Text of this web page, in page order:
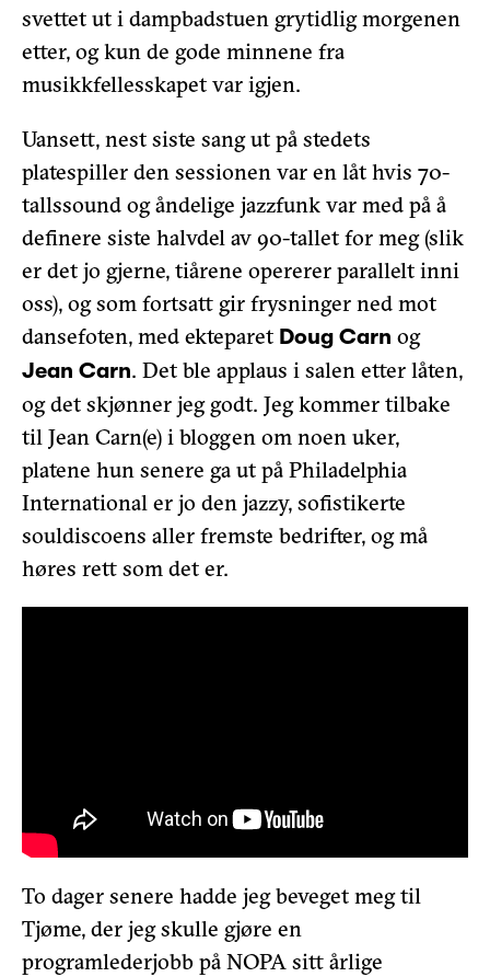
svettet ut i dampbadstuen grytidlig morgenen
etter, og kun de gode minnene fra
musikkfellesskapet var igjen.
Uansett, nest siste sang ut på stedets
platespiller den sessionen var en låt hvis 70-
tallssound og åndelige jazzfunk var med på å
definere siste halvdel av 90-tallet for meg (slik
er det jo gjerne, tiårene opererer parallelt inni
oss), og som fortsatt gir frysninger ned mot
dansefoten, med ekteparet Doug Carn og
Jean Carn. Det ble applaus i salen etter låten,
og det skjønner jeg godt. Jeg kommer tilbake
til Jean Carn(e) i bloggen om noen uker,
platene hun senere ga ut på Philadelphia
International er jo den jazzy, sofistikerte
souldiscoens aller fremste bedrifter, og må
høres rett som det er.
To dager senere hadde jeg beveget meg til
Tjøme, der jeg skulle gjøre en
programlederjobb på NOPA sitt årlige